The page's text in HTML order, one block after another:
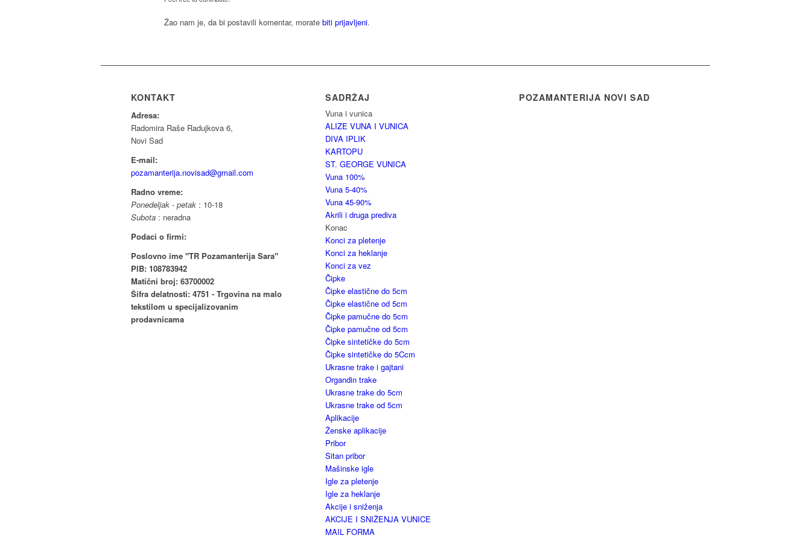
Žao nam je, da bi postavili komentar, morate biti prijavljeni.
KONTAKT
Adresa:
Radomira Raše Radujkova 6,
Novi Sad
E-mail:
pozamanterija.novisad@gmail.com
Radno vreme:
Ponedeljak - petak : 10-18
Subota : neradna
Podaci o firmi:
Poslovno ime "TR Pozamanterija Sara"
PIB: 108783942
Matični broj: 63700002
Šifra delatnosti: 4751 - Trgovina na malo
tekstilom u specijalizovanim
prodavnicama
SADRŽAJ
Vuna i vunica
ALIZE VUNA I VUNICA
DIVA IPLIK
KARTOPU
ST. GEORGE VUNICA
Vuna 100%
Vuna 5-40%
Vuna 45-90%
Akrili i druga prediva
Konac
Konci za pletenje
Konci za heklanje
Konci za vez
Čipke
Čipke elastične do 5cm
Čipke elastične od 5cm
Čipke pamučne do 5cm
Čipke pamučne od 5cm
Čipke sintetičke do 5cm
Čipke sintetičke do 5Ccm
Ukrasne trake i gajtani
Organdin trake
Ukrasne trake do 5cm
Ukrasne trake od 5cm
Aplikacije
Ženske aplikacije
Pribor
Sitan pribor
Mašinske igle
Igle za pletenje
Igle za heklanje
Akcije i sniženja
AKCIJE I SNIŽENJA VUNICE
MAIL FORMA
POZAMANTERIJA NOVI SAD